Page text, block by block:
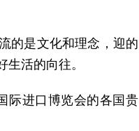
是文化和理念，迎的
活的向往。
际进口博览会的各国贵